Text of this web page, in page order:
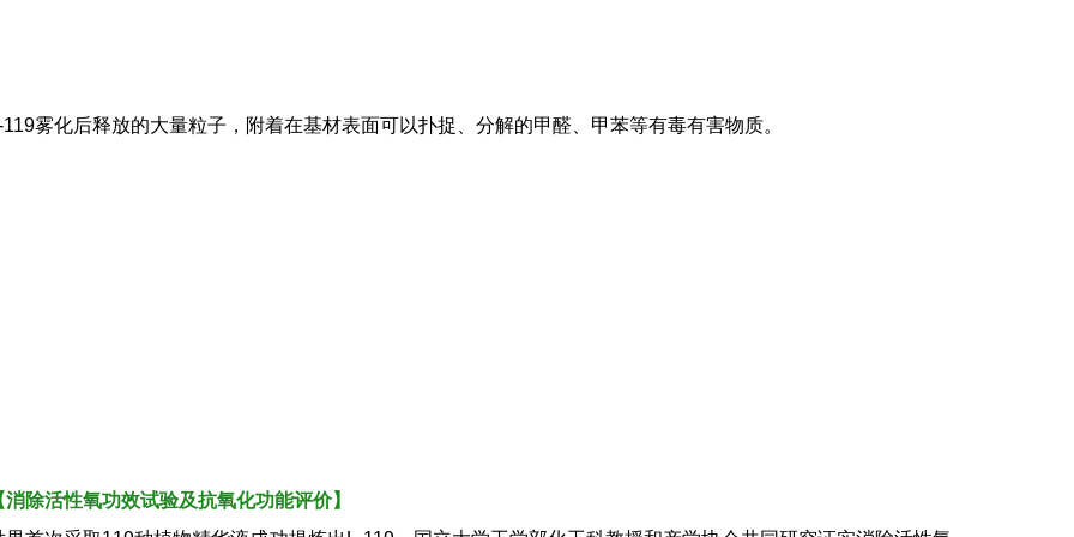
119雾化后释放的大量粒子，附着在基材表面可以扑捉、分解的甲醛、甲苯等有毒有害物质。
消除活性氧功效试验及抗氧化功能评价】